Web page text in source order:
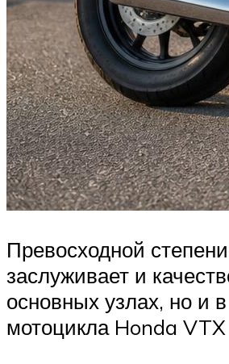
Превосходной степени
заслуживает и
основных узлах, но и
мотоцикла Honda